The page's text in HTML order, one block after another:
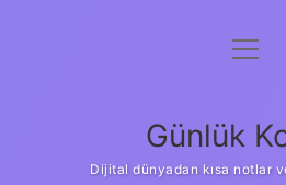
Anasayfa
Yasal Uyarı
menüyü
Günlük
Dijital dünyadan kısa notlar